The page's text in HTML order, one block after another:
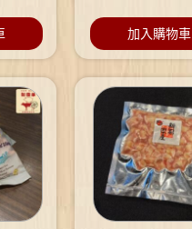
加入購物車